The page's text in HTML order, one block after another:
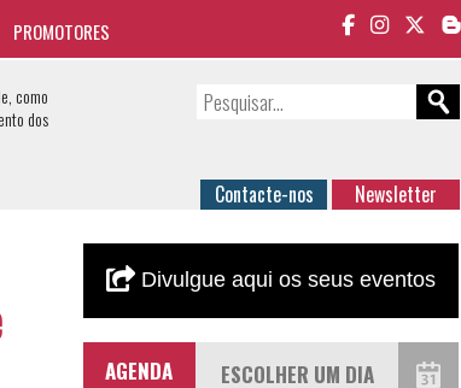
PROMOTORES
como
dos
Contacte-nos Newsletter
Divulgue aqui os seus eventos
AGENDA